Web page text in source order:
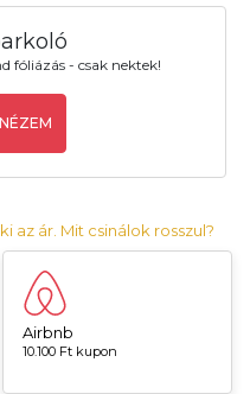
fóliázás - csak nektek!
az ár. Mit csinálok rosszul?
Airbnb
10.100 Ft kupon